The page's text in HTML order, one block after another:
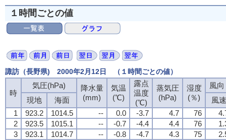
１時間ごとの値
諏訪（長野県) 2000年2月12日 （１時間ごとの値）
時
気圧(hPa)
降水量
(mm)
気温
(℃)
露点
温度
(℃)
蒸気圧
(hPa)
湿度
(％)
風
現地
海面
風速
1
923.2 1014.5 -- 0.0 -3.7 4.7 76
2
923.5 1015.1 -- -0.7 -4.4 4.4 76
3
923.1 1014.7 -- -0.8 -4.7 4.3 75